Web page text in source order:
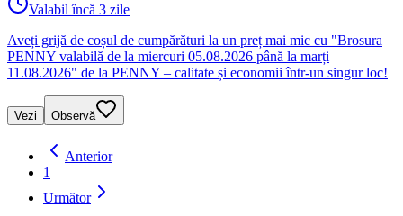
Valabil încă 3 zile
Aveți grijă de coșul de cumpărături la un preț mai mic cu "Brosura
PENNY valabilă de la miercuri 05.08.2026 până la marți
11.08.2026" de la PENNY – calitate și economii într-un singur loc!
Vezi Observă
Anterior
1
Următor